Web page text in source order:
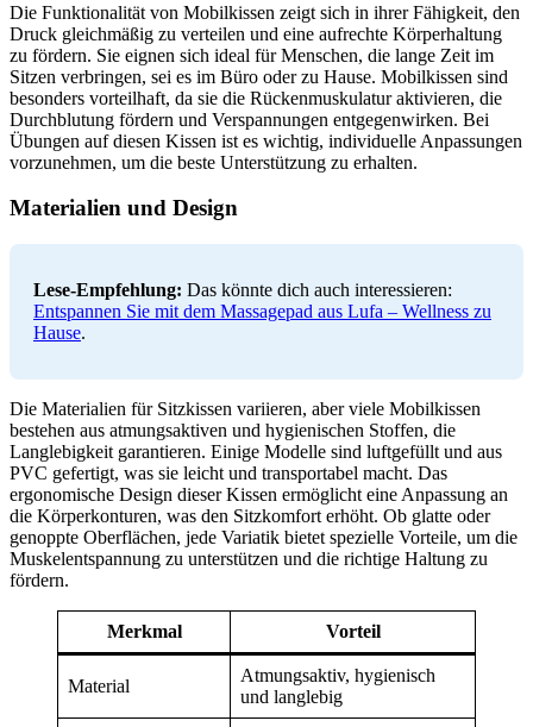
Die Funktionalität von Mobilkissen zeigt sich in ihrer Fähigkeit, den
Druck gleichmäßig zu verteilen und eine aufrechte Körperhaltung
zu fördern. Sie eignen sich ideal für Menschen, die lange Zeit im
Sitzen verbringen, sei es im Büro oder zu Hause. Mobilkissen sind
besonders vorteilhaft, da sie die Rückenmuskulatur aktivieren, die
Durchblutung fördern und Verspannungen entgegenwirken. Bei
Übungen auf diesen Kissen ist es wichtig, individuelle Anpassungen
vorzunehmen, um die beste Unterstützung zu erhalten.
Materialien und Design
Lese-Empfehlung: Das könnte dich auch interessieren:
Entspannen Sie mit dem Massagepad aus Lufa – Wellness zu
Hause.
Die Materialien für Sitzkissen variieren, aber viele Mobilkissen
bestehen aus atmungsaktiven und hygienischen Stoffen, die
Langlebigkeit garantieren. Einige Modelle sind luftgefüllt und aus
PVC gefertigt, was sie leicht und transportabel macht. Das
ergonomische Design dieser Kissen ermöglicht eine Anpassung an
die Körperkonturen, was den Sitzkomfort erhöht. Ob glatte oder
genoppte Oberflächen, jede Variatik bietet spezielle Vorteile, um die
Muskelentspannung zu unterstützen und die richtige Haltung zu
fördern.
Merkmal Vorteil
Material
Atmungsaktiv, hygienisch
und langlebig